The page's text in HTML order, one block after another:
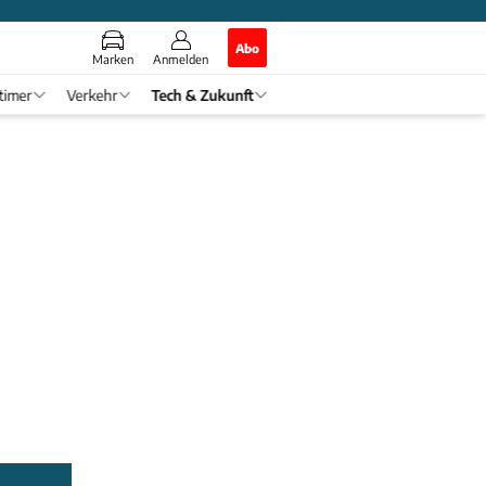
Marken Anmelden
Abo
Verkehr Tech & Zukunft